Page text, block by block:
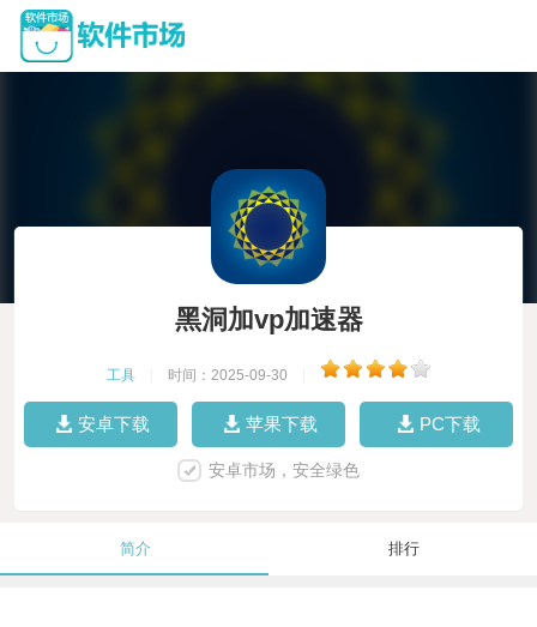
黑洞加vp加速器
工具 时间：2025-09-30
安卓下载 苹果下载 PC下载
安卓市场，安全绿色
简介 排行